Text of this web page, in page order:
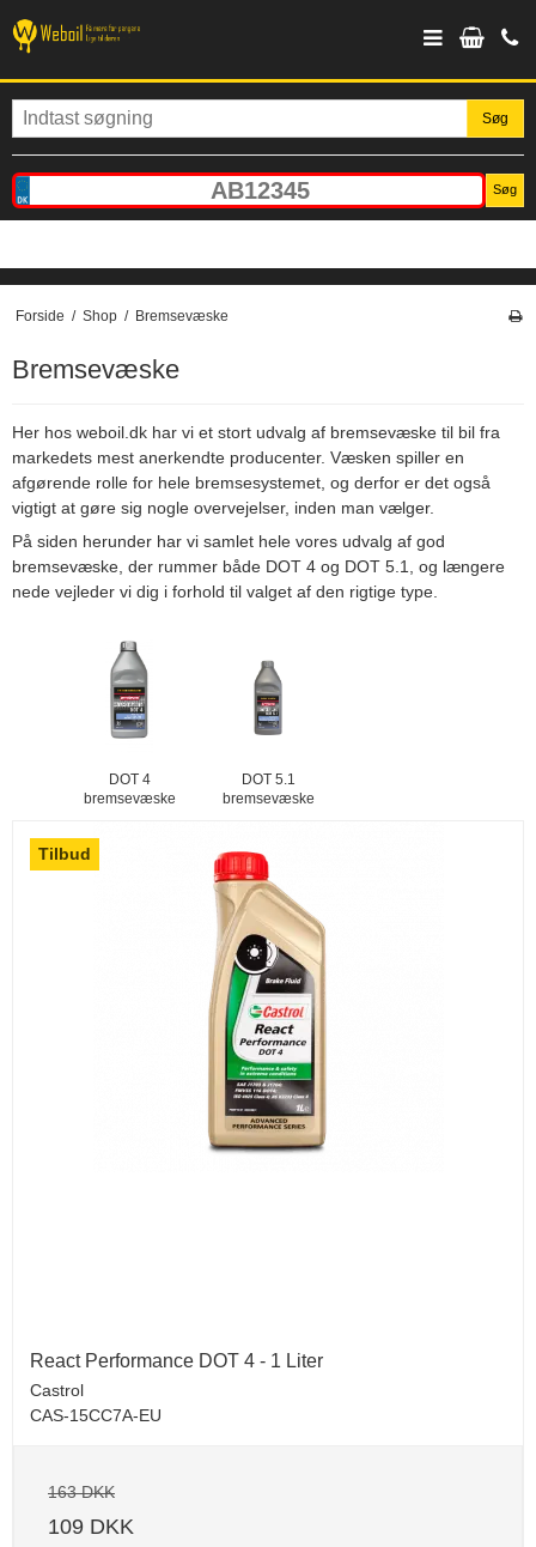
Søg
Søg
Forside / Shop / Bremsevæske
Bremsevæske
Her hos weboil.dk har vi et stort udvalg af bremsevæske til bil fra
markedets mest anerkendte producenter. Væsken spiller en
afgørende rolle for hele bremsesystemet, og derfor er det også
vigtigt at gøre sig nogle overvejelser, inden man vælger.
På siden herunder har vi samlet hele vores udvalg af god
bremsevæske, der rummer både DOT 4 og DOT 5.1, og længere
nede vejleder vi dig i forhold til valget af den rigtige type.
DOT 4
bremsevæske
DOT 5.1
bremsevæske
Tilbud
React Performance DOT 4 - 1 Liter
Castrol
CAS-15CC7A-EU
163 DKK
109 DKK